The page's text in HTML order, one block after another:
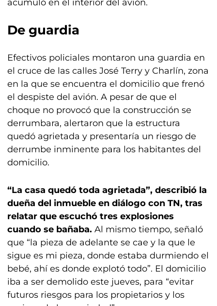
acumuló en el interior del avión.
De guardia
Efectivos policiales montaron una guardia en
el cruce de las calles José Terry y Charlín, zona
en la que se encuentra el domicilio que frenó
el despiste del avión. A pesar de que el
choque no provocó que la construcción se
derrumbara, alertaron que la estructura
quedó agrietada y presentaría un riesgo de
derrumbe inminente para los habitantes del
domicilio.
“La casa quedó toda agrietada”, describió la
dueña del inmueble en diálogo con TN, tras
relatar que escuchó tres explosiones
cuando se bañaba. Al mismo tiempo, señaló
que “la pieza de adelante se cae y la que le
sigue es mi pieza, donde estaba durmiendo el
bebé, ahí es donde explotó todo”. El domicilio
iba a ser demolido este jueves, para “evitar
futuros riesgos para los propietarios y los